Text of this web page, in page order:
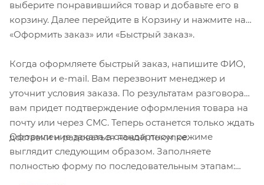
выберите понравившийся товар и добавьте его в
корзину. Далее перейдите в Корзину и нажмите на
«Оформить заказ» или «Быстрый заказ».
Когда оформляете быстрый заказ, напишите ФИО,
телефон и e-mail. Вам перезвонит менеджер и
уточнит условия заказа. По результатам разговора
вам придет подтверждение оформления товара на
почту или через СМС. Теперь останется только ждать
доставки и радоваться новой покупке.
Оформление заказа в стандартном режиме
выглядит следующим образом. Заполняете
полностью форму по последовательным этапам: